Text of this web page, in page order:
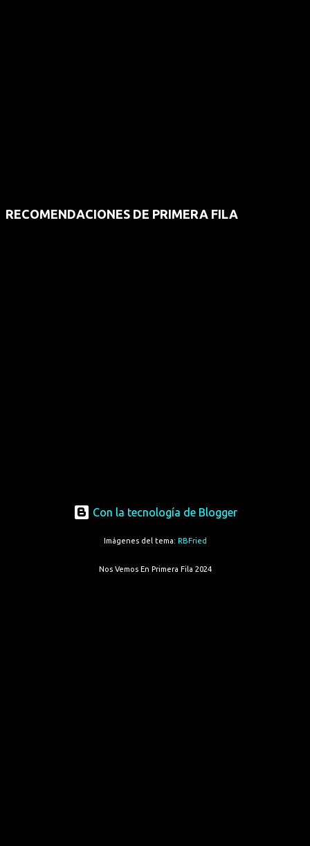
RECOMENDACIONES DE PRIMERA FILA
Con la tecnología de Blogger
Imágenes del tema: RBFried
Nos Vemos En Primera Fila 2024